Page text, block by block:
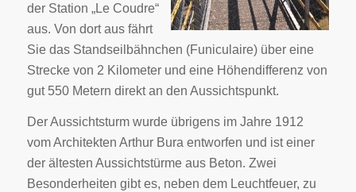
der Station „Le Coudre“
aus. Von dort aus fährt
Sie das Standseilbähnchen (Funiculaire) über eine
Strecke von 2 Kilometer und eine Höhendifferenz von
gut 550 Metern direkt an den Aussichtspunkt.
Der Aussichtsturm wurde übrigens im Jahre 1912
vom Architekten Arthur Bura entworfen und ist einer
der ältesten Aussichtstürme aus Beton. Zwei
Besonderheiten gibt es, neben dem Leuchtfeuer, zu